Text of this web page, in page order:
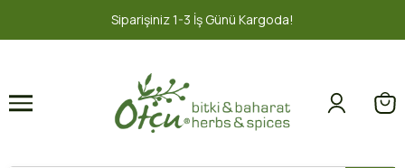
2000 TL ve üzeri ÜCRETSİZ
1 2